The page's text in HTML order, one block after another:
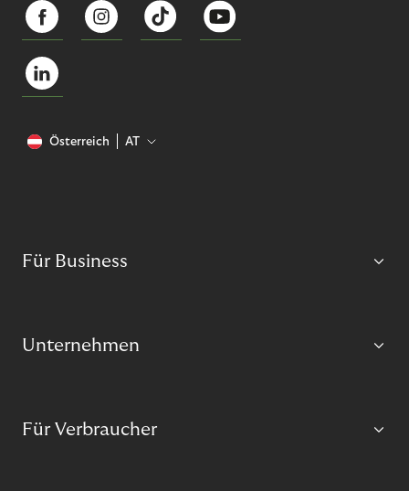
Österreich AT
Für Business
Unternehmen
Für Verbraucher